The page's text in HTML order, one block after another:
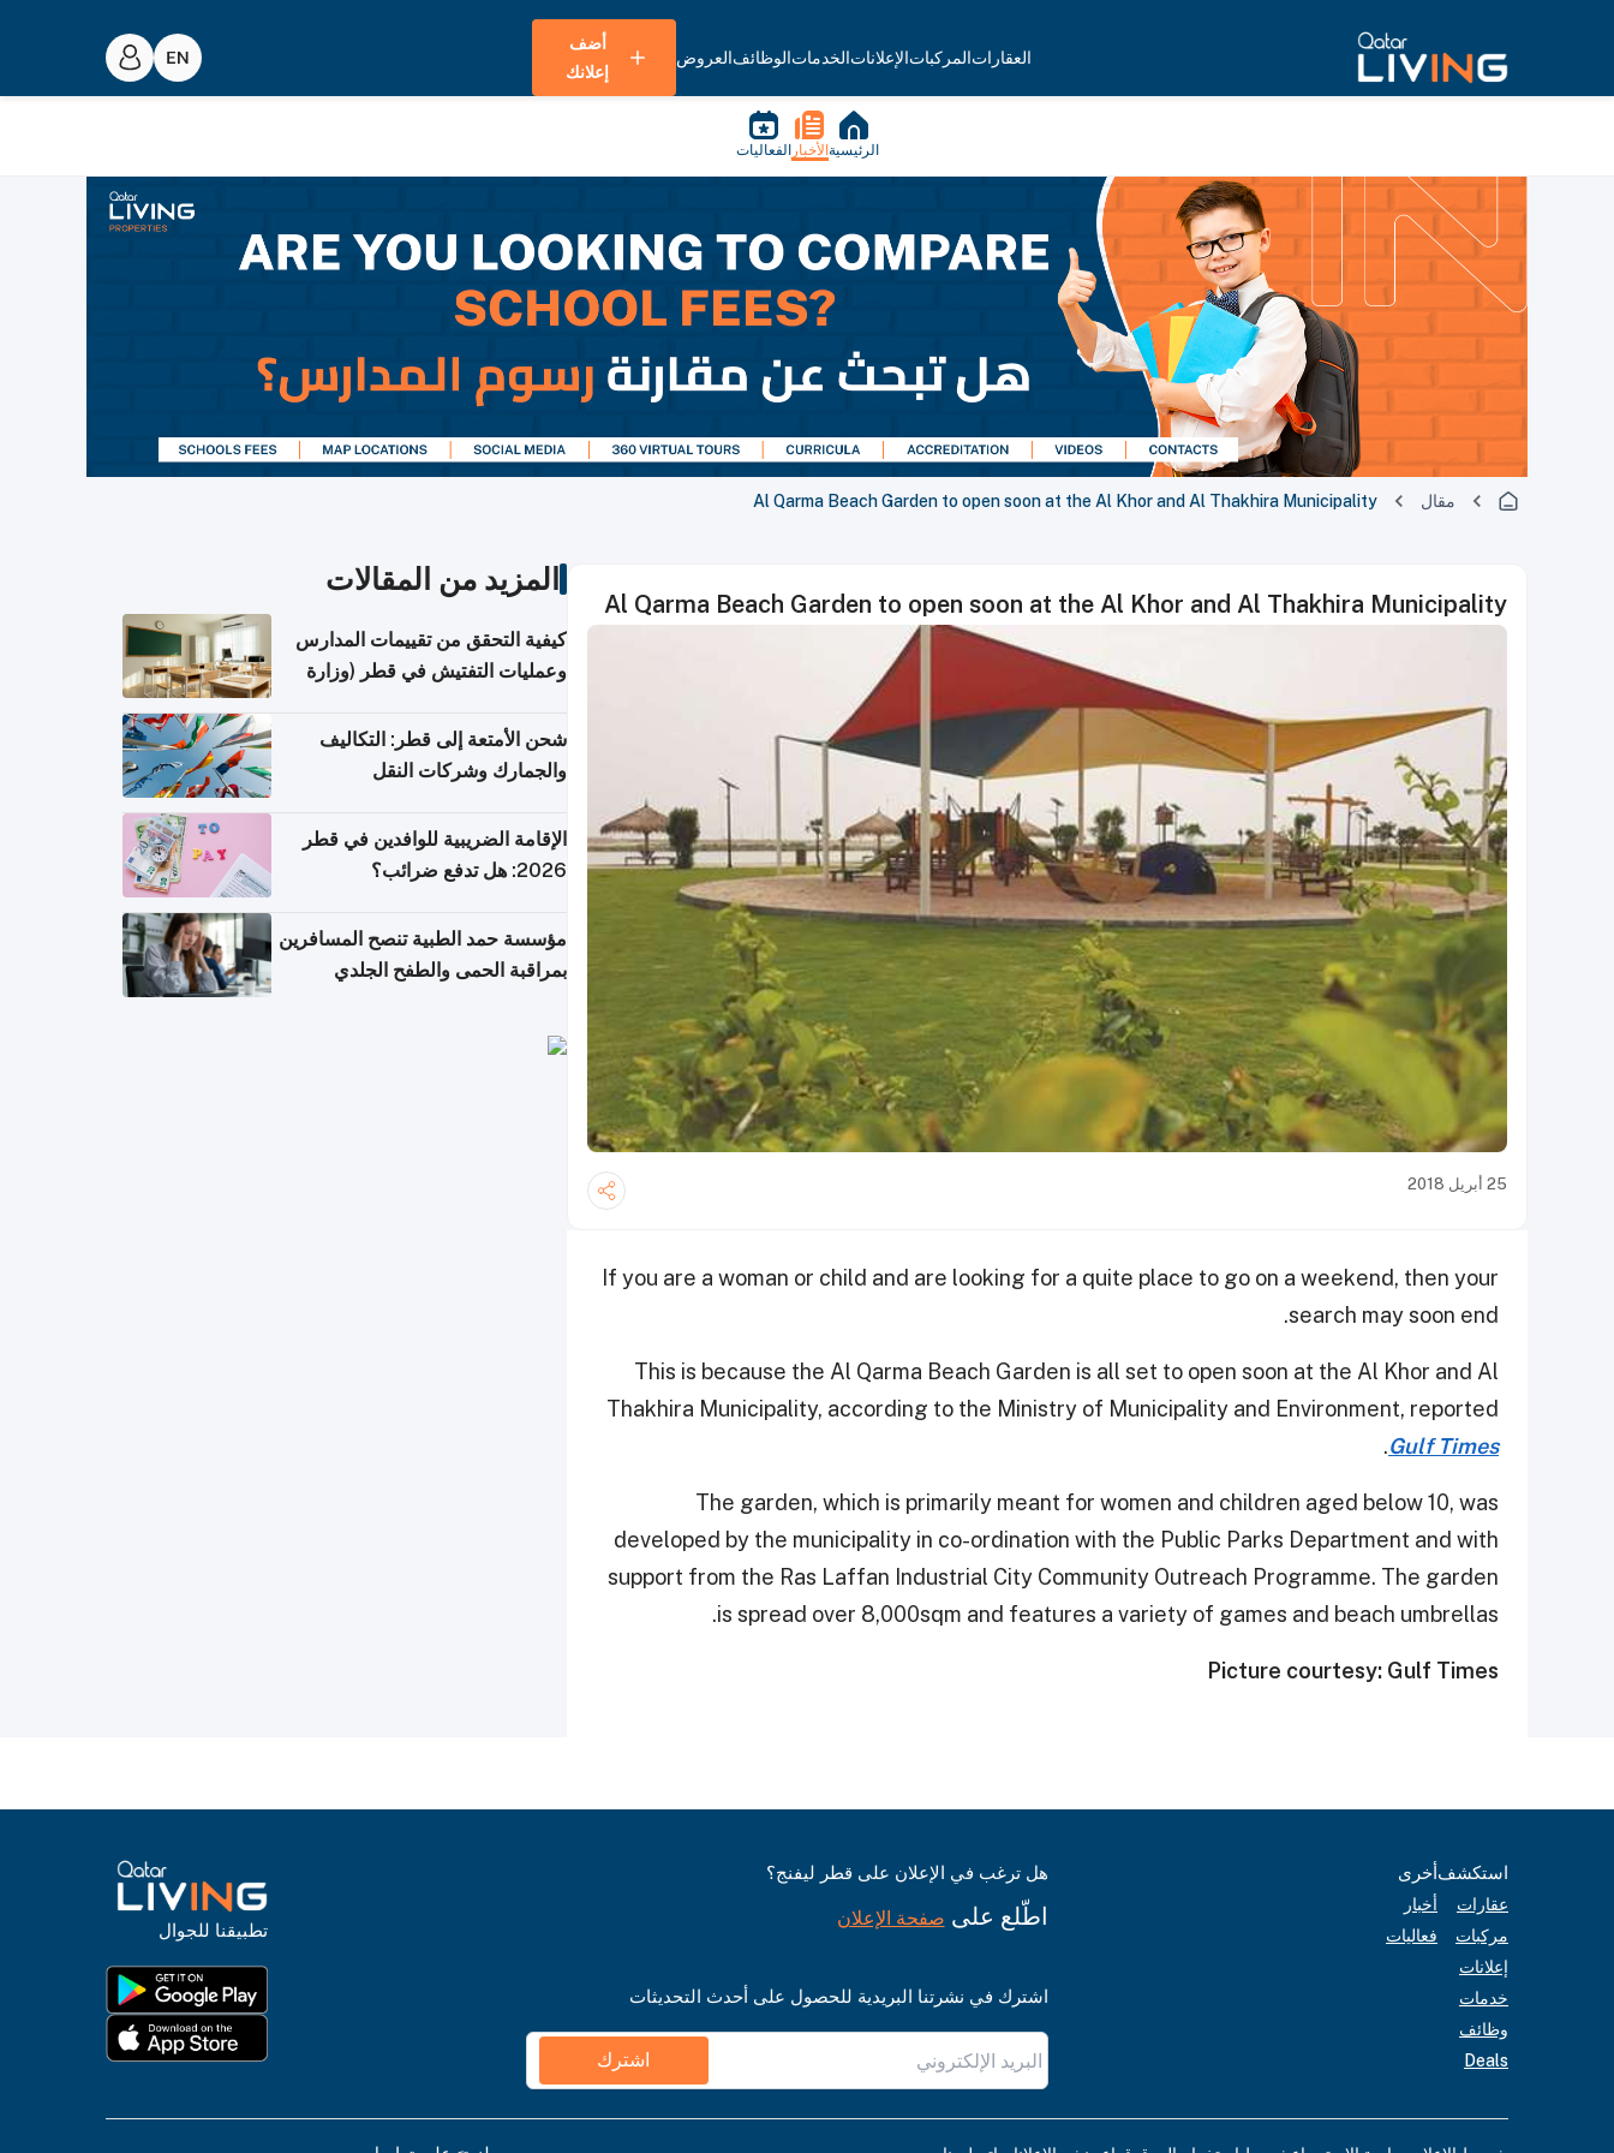
العقاراتالمركباتالإعلاناتالخدماتالوظائفالعروض
أضف
إعلانك
الرئيسية الأخبار الفعاليات
مقال Al Qarma Beach Garden to open soon at the Al Khor and Al Thakhira Municipality
Al Qarma Beach Garden to open soon at the Al Khor and Al Thakhira Municipality
25 أبريل 2018
If you are a woman or child and are looking for a quite place to go on a weekend, then your
search may soon end.
This is because the Al Qarma Beach Garden is all set to open soon at the Al Khor and Al
Thakhira Municipality, according to the Ministry of Municipality and Environment, reported
Gulf Times
.
The garden, which is primarily meant for women and children aged below 10, was
developed by the municipality in co-ordination with the Public Parks Department and with
support from the Ras Laffan Industrial City Community Outreach Programme. The garden
is spread over 8,000sqm and features a variety of games and beach umbrellas.
Picture courtesy: Gulf Times
المزيد من المقالات
كيفية التحقق من تقييمات المدارس
وعمليات التفتيش في قطر (وزارة
شحن الأمتعة إلى قطر: التكاليف
والجمارك وشركات النقل
الإقامة الضريبية للوافدين في قطر
2026: هل تدفع ضرائب؟
مؤسسة حمد الطبية تنصح المسافرين
بمراقبة الحمى والطفح الجلدي
استكشف
عقارات
مركبات
إعلانات
خدمات
وظائف
Deals
أخرى
أخبار
فعاليات
هل ترغب في الإعلان على قطر ليفنج؟
اطّلع على صفحة الإعلان
اشترك في نشرتنا البريدية للحصول على أحدث التحديثات
اشترك
تطبيقنا للجوال